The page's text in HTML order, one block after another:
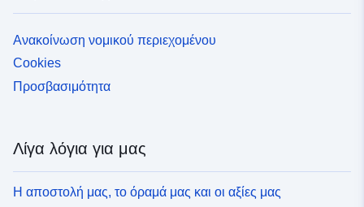
Ανακοίνωση νομικού περιεχομένου
Cookies
Προσβασιμότητα
Λίγα λόγια για μας
Η αποστολή μας, το όραμά μας και οι αξίες μας